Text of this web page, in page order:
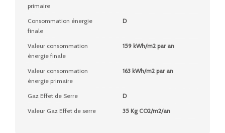
primaire
Consommation énergie
finale
D
Valeur consommation
énergie finale
159 kWh/m2 par an
Valeur consommation
énergie primaire
163 kWh/m2 par an
Gaz Effet de Serre
D
Valeur Gaz Effet de serre
35 Kg CO2/m2/an